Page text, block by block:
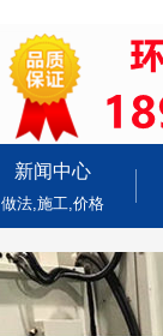
新闻中心
做法,施工,价格